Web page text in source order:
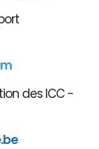
des ICC -